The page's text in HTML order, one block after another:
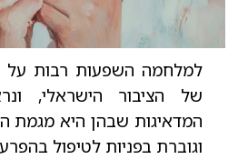
למלחמה השפעות רבות על
של הציבור הישראלי,
המדאיגות שבהן היא מגמת
וגוברת בפניות לטיפול